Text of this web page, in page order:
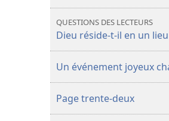
QUESTIONS DES LECTEURS
Dieu réside-t-il en un
Un événement joyeux
Page trente-deux